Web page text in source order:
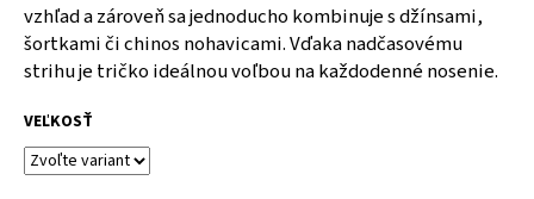
vzhľad a zároveň sa jednoducho kombinuje s džínsami,
šortkami či chinos nohavicami. Vďaka nadčasovému
strihu je tričko ideálnou voľbou na každodenné nosenie.
VEĽKOSŤ
O
d
p
o
r
ú
č